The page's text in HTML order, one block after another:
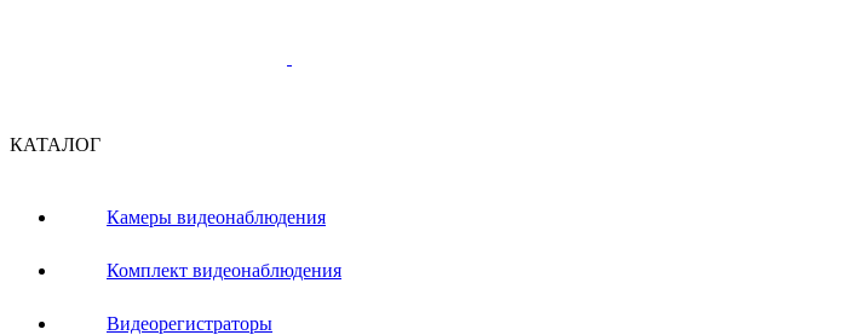
КАТАЛОГ
Камеры видеонаблюдения
Комплект видеонаблюдения
Видеорегистраторы